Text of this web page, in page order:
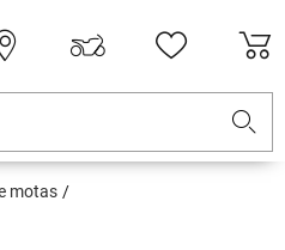
motas